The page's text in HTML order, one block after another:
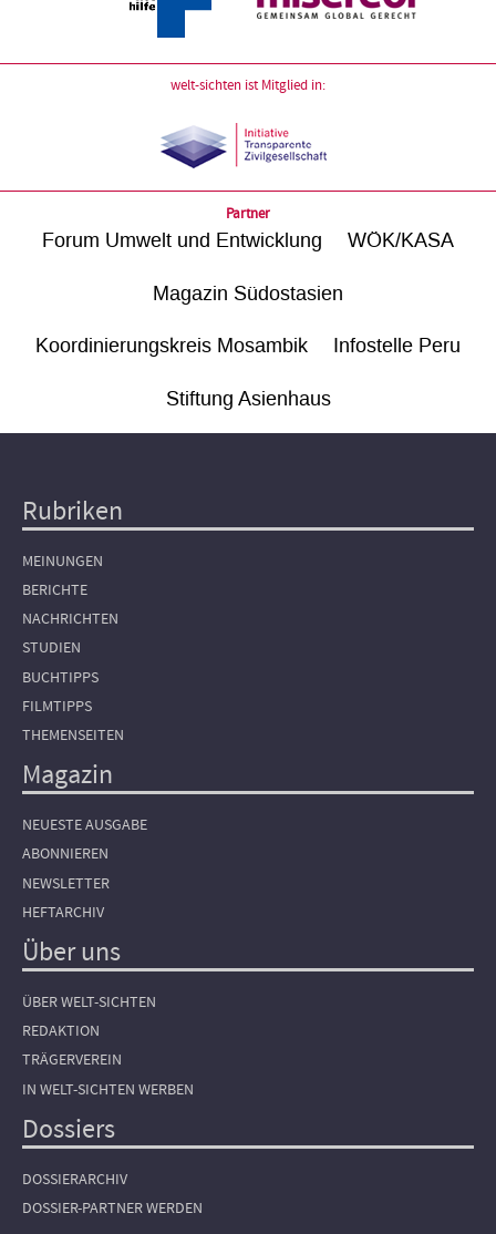
welt-sichten ist Mitglied in:
Partner
Forum Umwelt und Entwicklung WÖK/KASA
Magazin Südostasien
Koordinierungskreis Mosambik Infostelle Peru
Stiftung Asienhaus
Hauptnavigation
Rubriken
MEINUNGEN
BERICHTE
NACHRICHTEN
STUDIEN
BUCHTIPPS
FILMTIPPS
THEMENSEITEN
Magazin
NEUESTE AUSGABE
ABONNIEREN
NEWSLETTER
HEFTARCHIV
Über uns
ÜBER WELT-SICHTEN
REDAKTION
TRÄGERVEREIN
IN WELT-SICHTEN WERBEN
Dossiers
DOSSIERARCHIV
DOSSIER-PARTNER WERDEN